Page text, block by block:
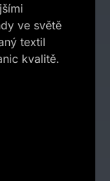
ve světě
textil
kvalitě.